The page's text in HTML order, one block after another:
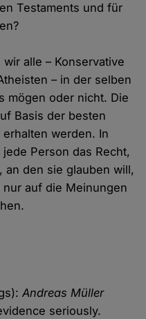
Testaments und für
alle – Konservative
– in der selben
mögen oder nicht. Die
Basis der besten
werden. In
Person das Recht,
an den sie glauben will,
auf die Meinungen
Andreas Müller
seriously.